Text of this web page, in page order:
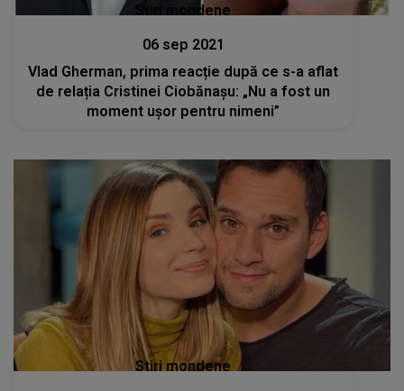
Stiri mondene
06 sep 2021
Vlad Gherman, prima reacție după ce s-a aflat
de relația Cristinei Ciobănașu: „Nu a fost un
moment ușor pentru nimeni”
Stiri mondene